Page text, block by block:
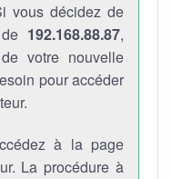
vous décidez de
192.168.88.87,
votre nouvelle
pour accéder
à la page
La procédure à